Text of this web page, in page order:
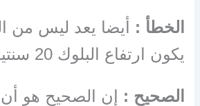
الخطأ : أيضا يعد ليس من
يكون ارتفاع البلوك 20 سنتيمتر فقط .
الصحيح : إن الصحيح هو أن